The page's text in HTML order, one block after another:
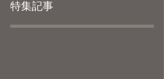
特集記事